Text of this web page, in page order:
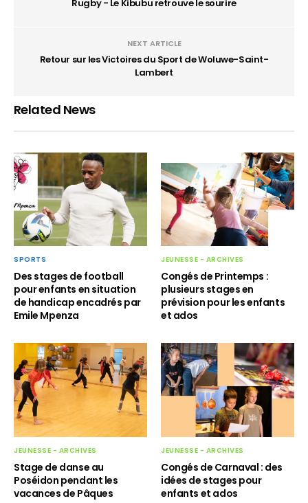
Rugby - Le Kibubu retrouve le sourire
NEXT ARTICLE
Retour sur les Victoires du Sport de Woluwe-Saint-
Lambert
Related News
SPORTS
Des stages de football
pour enfants en situation
de handicap encadrés par
Emile Mpenza
JEUNESSE - ARCHIVES
Congés de Printemps :
plusieurs stages en
prévision pour les enfants
et ados
JEUNESSE - ARCHIVES
Stage de danse au
Poséidon pendant les
vacances de Pâques
JEUNESSE - ARCHIVES
Congés de Carnaval : des
idées de stages pour
enfants et ados